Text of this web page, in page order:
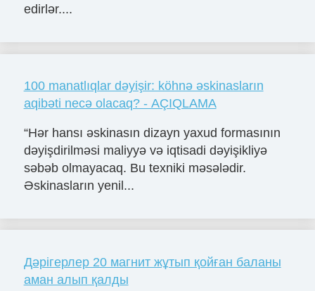
edirlər....
100 manatlıqlar dəyişir: köhnə əskinasların
aqibəti necə olacaq? - AÇIQLAMA
“Hər hansı əskinasın dizayn yaxud formasının
dəyişdirilməsi maliyyə və iqtisadi dəyişikliyə
səbəb olmayacaq. Bu texniki məsələdir.
Əskinasların yenil...
Дәрігерлер 20 магнит жұтып қойған баланы
аман алып қалды